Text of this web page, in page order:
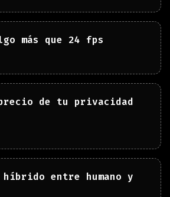
más que 24 fps
de tu privacidad
entre humano y